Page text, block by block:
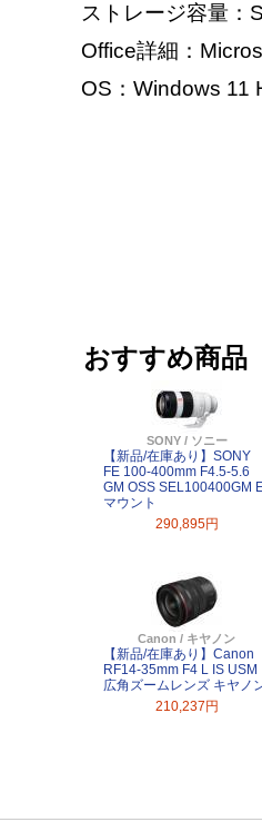
ストレージ容量：
Office詳細：
OS：Windows 11
おすすめ商品
SONY / ソニー
【新品/在庫あり】SONY
FE 100-400mm F4.5-5.6
GM OSS SEL100400GM
マウント
290,895円
Canon / キヤノン
【新品/在庫あり】Canon
RF14-35mm F4 L IS USM
広角ズームレンズ キヤノ
210,237円